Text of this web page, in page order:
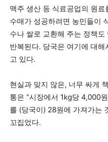
맥주 생산 등 식료공업의 원
수매가 성공하려면 농민들이
수나 쌀로 교환해 주는 정책
반복된다. 당국은 여기에 대
고 있다.
현실과 맞지 않은, 너무 싸게
통은 “시장에서 1kg당 4,000
를 (당국이) 28원에 가져가는
꼬집었다.